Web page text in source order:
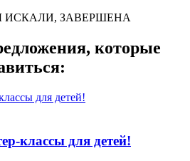
ЗАВЕРШЕНА
которые
классы для детей!